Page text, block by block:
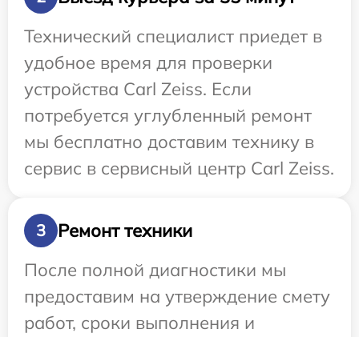
Технический специалист приедет в
удобное время для проверки
устройства Carl Zeiss. Если
потребуется углубленный ремонт
мы бесплатно доставим технику в
сервис в сервисный центр Carl Zeiss.
3
Ремонт техники
После полной диагностики мы
предоставим на утверждение смету
работ, сроки выполнения и